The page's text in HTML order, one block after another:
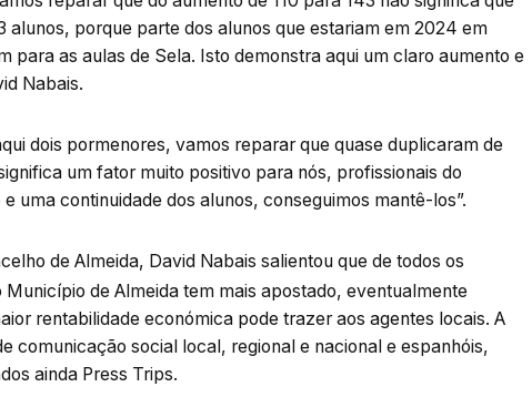
alunos, porque parte dos alunos que estariam em 2024 em
para as aulas de Sela. Isto demonstra aqui um claro aumento e
Nabais.
dois pormenores, vamos reparar que quase duplicaram de
um fator muito positivo para nós, profissionais do
uma continuidade dos alunos, conseguimos mantê-los”.
de Almeida, David Nabais salientou que de todos os
de Almeida tem mais apostado, eventualmente
rentabilidade económica pode trazer aos agentes locais. A
comunicação social local, regional e nacional e espanhóis,
ainda Press Trips.